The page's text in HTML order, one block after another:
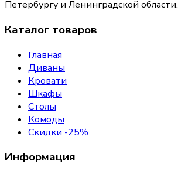
Петербургу и Ленинградской области.
Каталог товаров
Главная
Диваны
Кровати
Шкафы
Столы
Комоды
Скидки -25%
Информация